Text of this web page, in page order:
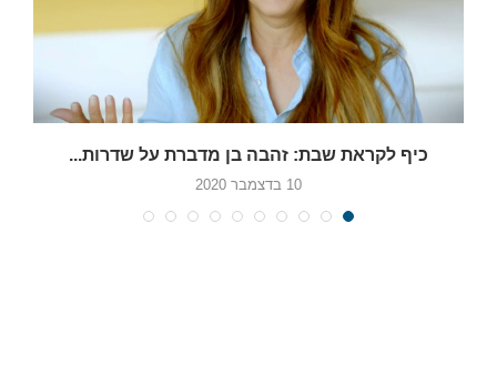
כיף לקראת שבת: זהבה בן מדברת על שדרות...
10 בדצמבר 2020